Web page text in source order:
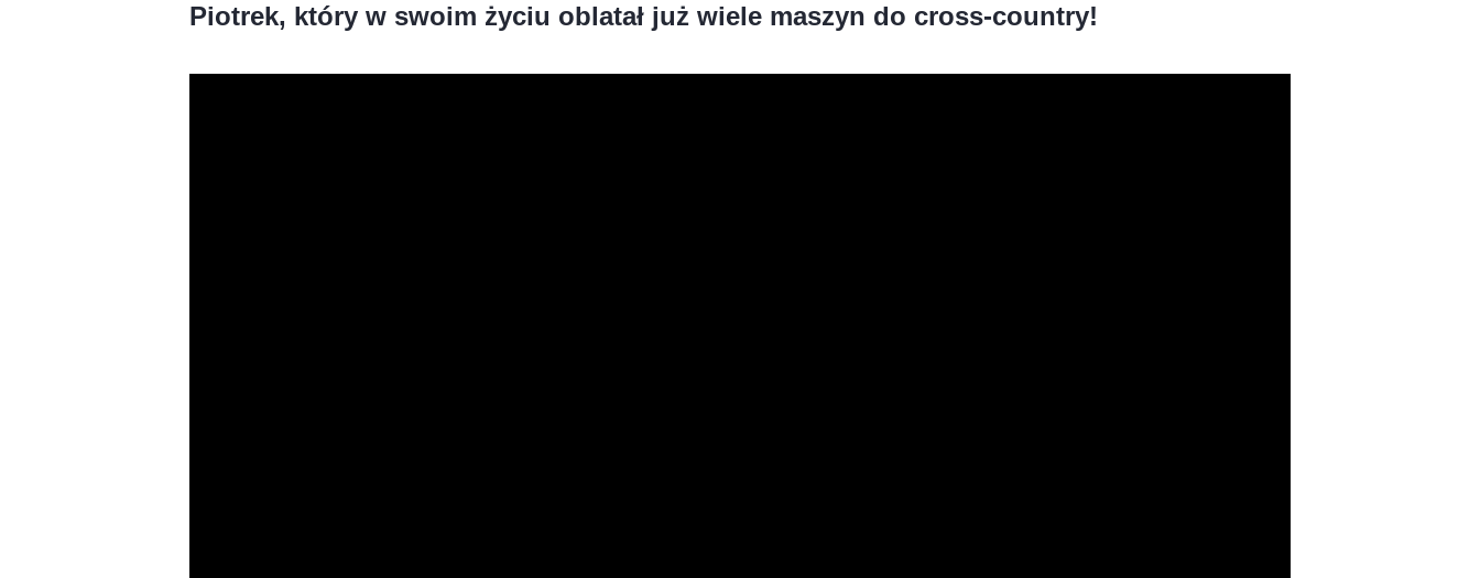
Piotrek, który w swoim życiu oblatał już wiele maszyn do cross-country!